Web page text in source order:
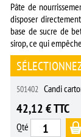
Pâte de
disposer
base de sucre de
sirop, ce qui
501402 Candi
42,12 € TTC
Qté